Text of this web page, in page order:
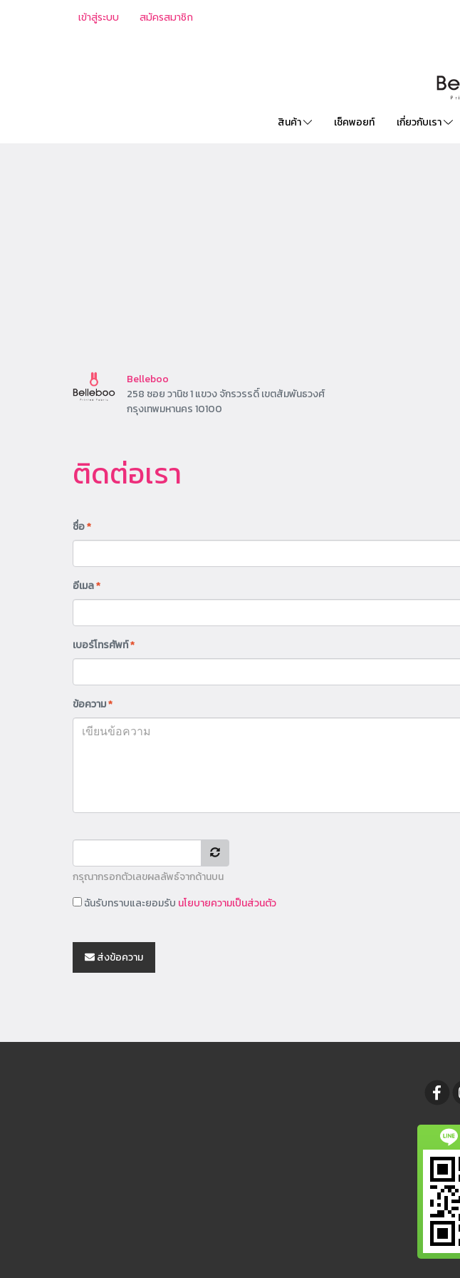
เข้าสู่ระบบ สมัครสมาชิก
สินค้า เช็คพอยท์ เกี่ยวกับเรา
Belleboo
258 ซอย วานิช 1 แขวง จักรวรรดิ์ เขตสัมพันธวงศ์
กรุงเทพมหานคร 10100
ติดต่อเรา
ชื่อ*
อีเมล*
เบอร์โทรศัพท์*
ข้อความ*
กรุณากรอกตัวเลขผลลัพธ์จากด้านบน
ฉันรับทราบและยอมรับ นโยบายความเป็นส่วนตัว
ส่งข้อความ